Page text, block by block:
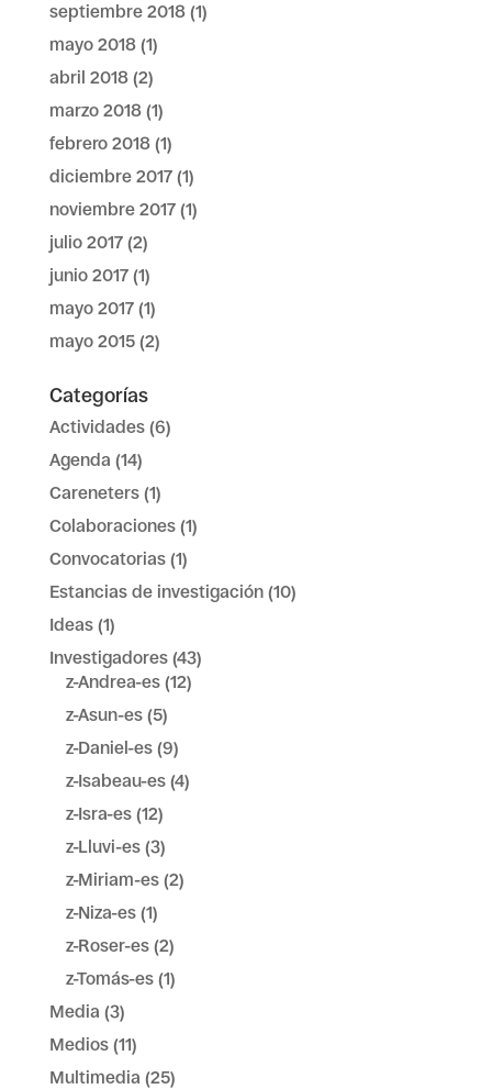
septiembre 2018(1)
mayo 2018(1)
abril 2018(2)
marzo 2018(1)
febrero 2018(1)
diciembre 2017(1)
noviembre 2017(1)
julio 2017(2)
junio 2017(1)
mayo 2017(1)
mayo 2015(2)
Categorías
Actividades(6)
Agenda (14)
Careneters(1)
Colaboraciones(1)
Convocatorias(1)
Estancias de investigación(10)
Ideas(1)
Investigadores(43)
z-Andrea-es(12)
z-Asun-es(5)
z-Daniel-es(9)
z-Isabeau-es(4)
z-Isra-es(12)
z-Lluvi-es(3)
z-Miriam-es(2)
z-Niza-es(1)
z-Roser-es(2)
z-Tomás-es(1)
Media (3)
Medios(11)
Multimedia (25)